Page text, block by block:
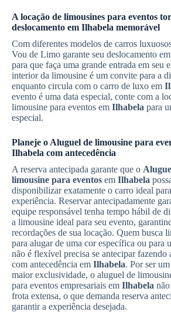
A locação de limousines para eventos
deslocamento em Ilhabela memorável
Com diferentes modelos de carros
Vou de Limo garante seu deslocamento
para que faça uma grande entrada em seu
interior da limousine é um convite para a
enquanto circula com o carro de luxo em
evento é uma data especial, conte com a
limousine para eventos em Ilhabela para
especial.
Planeje o Aluguel de limousine para
Ilhabela com antecedência
A reserva antecipada garante que o
limousine para eventos em Ilhabela
disponibilizar exatamente o carro ideal
experiência. Reservar antecipadamente
equipe responsável tenha tempo hábil de
a limousine ideal para seu evento,
recordações de sua locação. Quem busca
para alugar de uma cor específica ou para
não é flexível precisa se antecipar fazendo
com antecedência em Ilhabela. Por ser
maior exclusividade, o aluguel de
para eventos empresariais em Ilhabela
frota extensa, o que demanda reserva
garantir a experiência desejada.